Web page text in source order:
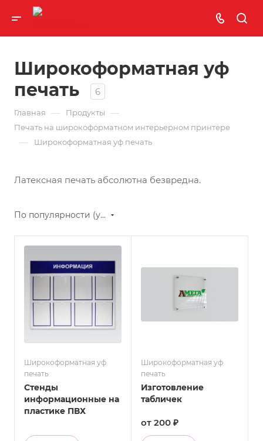
Широкоформатная уф
печать
6
Главная — Продукты —
Печать на широкоформатном интерьерном принтере
— Широкоформатная уф печать
Латексная печать абсолютна безвредна.
По популярности (убывание)
Широкоформатная уф
печать
Стенды
информационные на
пластике ПВХ
Широкоформатная уф
печать
Изготовление
табличек
от 200 ₽